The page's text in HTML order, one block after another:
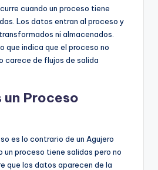
cuando un proceso tiene
Los datos entran al proceso y
ni almacenados.
que indica que el proceso no
carece de flujos de salida
un Proceso
es lo contrario de un Agujero
un proceso tiene salidas pero no
que los datos aparecen de la